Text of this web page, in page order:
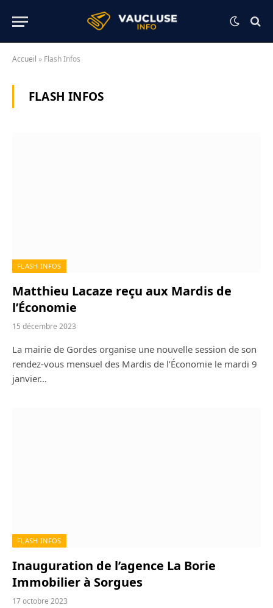
Accueil » Flash Infos
FLASH INFOS
FLASH INFOS
Matthieu Lacaze reçu aux Mardis de
l’Économie
15 décembre 2023
La mairie de Gordes organise une nouvelle session de son
rendez-vous mensuel des Mardis de l’Économie le mardi 9
janvier…
FLASH INFOS
Inauguration de l’agence La Borie
Immobilier à Sorgues
17 octobre 2023